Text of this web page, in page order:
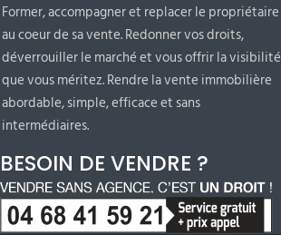
Former, accompagner et replacer le propriétaire
au coeur de sa vente. Redonner vos droits,
déverrouiller le marché et vous offrir la visibilité
que vous méritez. Rendre la vente immobilière
abordable, simple, efficace et sans
intermédiaires.
BESOIN DE VENDRE ?